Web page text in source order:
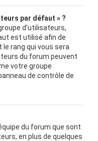
par défaut » ?
d’utilisateurs,
est utilisé afin de
rang qui vous sera
du forum peuvent
votre groupe
de contrôle de
du forum que sont
en plus de quelques